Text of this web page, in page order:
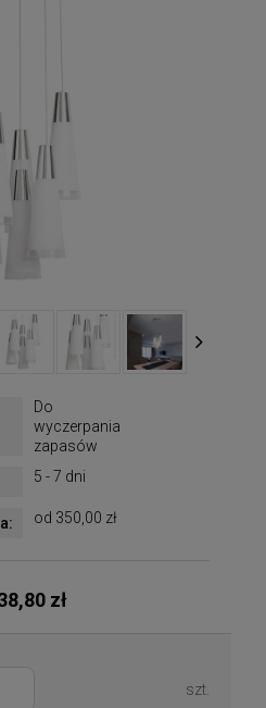
Do
wyczerpania
zapasów
5 - 7 dni
od 350,00 zł
zł
szt.